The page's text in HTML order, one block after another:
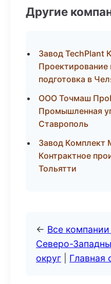
Другие
Завод TechPlant
Проектирование
подготовка в
ООО Точмаш
Промышленная
Ставрополь
Завод Комплект
Контрактное
Тольятти
← Все
Северо-
округ
Главная